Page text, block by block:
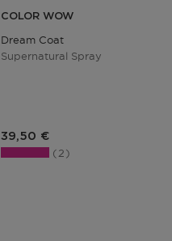
COLOR WOW
Dream Coat
Supernatural Spray
Prix du produit
39,50 €
2